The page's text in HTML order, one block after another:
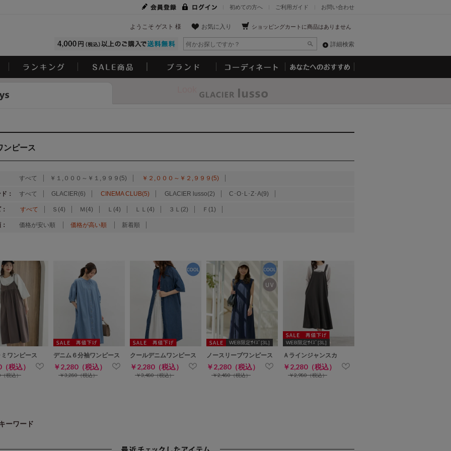
お問い合わせ
ご利用ガイド
初めての方へ
ショッピングカートに商品はありません
お気に入り
ようこそ ゲスト 様
詳細検索
ンピース
すべて ￥１,０００～￥１,９９９(5) ￥２,０００～￥２,９９９(5)
： すべて GLACIER(6) CINEMA CLUB(5) GLACIER lusso(2) C･O･L･Z･A(9)
すべて Ｓ(4) Ｍ(4) Ｌ(4) ＬＬ(4) ３Ｌ(2) Ｆ(1)
価格が安い順 価格が高い順 新着順
ワンピース
税込）
税込）
デニム６分袖ワンピース
￥2,280（税込）
￥3,280（税込）
クールデニムワンピース
￥2,280（税込）
￥3,480（税込）
WEB限定ｻｲｽﾞ[3L]
ノースリーブワンピース
￥2,280（税込）
￥2,480（税込）
WEB限定ｻｲｽﾞ[3L]
Ａラインジャンスカ
￥2,280（税込）
￥2,980（税込）
ーワード